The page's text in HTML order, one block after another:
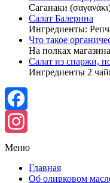
Саганаки
Салат Балерина
Ингредиенты:
Что такое
На полках
Салат из спаржи,
Ингредиенты 2
Facebook
Instagram
Меню
Главная
Об оливковом